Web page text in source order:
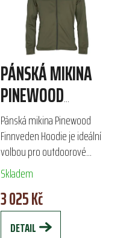
PÁNSKÁ MIKINA
PINEWOOD
FINNVEDEN HOODIE
Pánská mikina Pinewood
Finnveden Hoodie je ideální
volbou pro outdoorové
aktivity, jako je lov a turistika.
Vyrobena z kvalitního fleecu,
poskytuje teplo a pohodlí.
Funkční...
Skladem
3 025 Kč
DETAIL